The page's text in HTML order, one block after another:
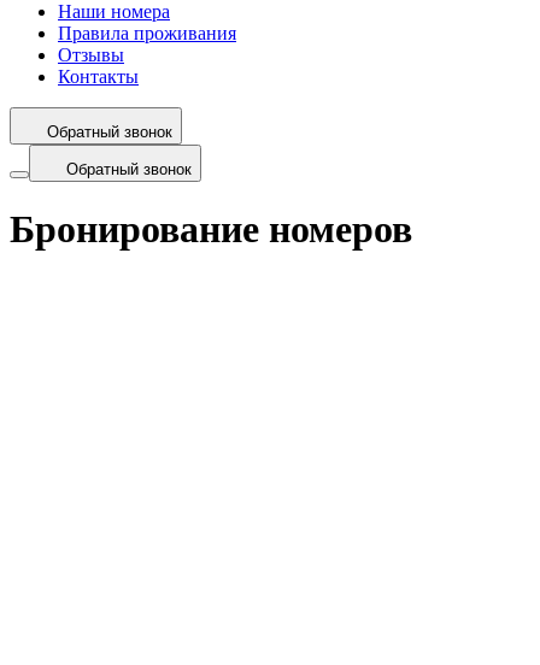
Наши номера
Правила проживания
Отзывы
Контакты
Обратный звонок
Обратный звонок
Бронирование номеров